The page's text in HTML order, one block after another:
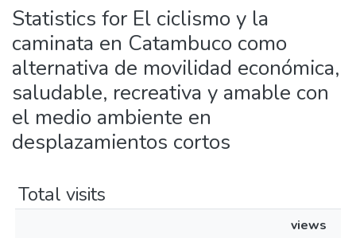
Communities & Collections
All of DSpace
Statistics for El ciclismo y la
caminata en Catambuco como
alternativa de movilidad económica,
saludable, recreativa y amable con
el medio ambiente en
desplazamientos cortos
Total visits
views